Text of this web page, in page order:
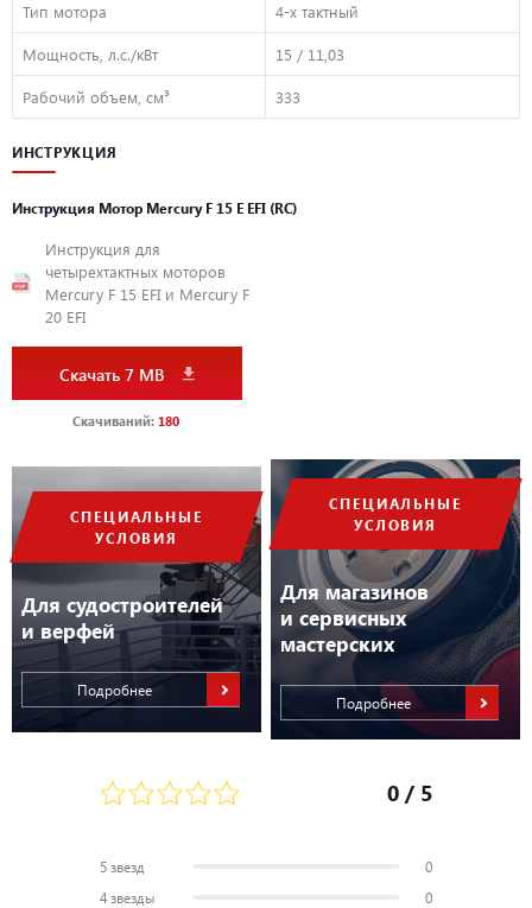
СПЕЦИАЛЬНЫЕ
УСЛОВИЯ
Для судостроителей
и верфей
Подробнее
СПЕЦИАЛЬНЫЕ
УСЛОВИЯ
Для магазинов
и сервисных
мастерских
Подробнее
Тип мотора 4-х тактный
Мощность, л.с./кВт 15 / 11,03
Рабочий объем, см³ 333
ИНСТРУКЦИЯ
Инструкция Мотор Mercury F 15 E EFI (RC)
Инструкция для
четырехтактных моторов
Mercury F 15 EFI и Mercury F
20 EFI
Скачать 7 MB
Скачиваний: 180
0 / 5
5 звезд
0
4 звезды
0